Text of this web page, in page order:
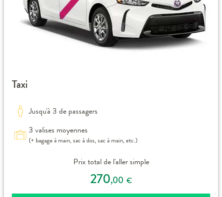
Taxi
Jusqu'à 3 de passagers
3 valises moyennes
(+ bagage à main, sac à dos, sac à main, etc.)
Prix total de l'aller simple
270,00 €